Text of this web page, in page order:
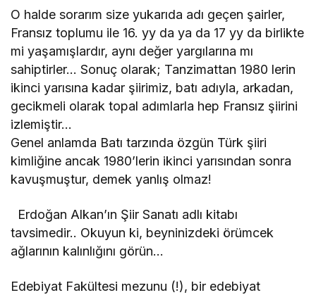
O halde sorarım size yukarıda adı geçen şairler,
Fransız toplumu ile 16. yy da ya da 17 yy da birlikte
mi yaşamışlardır, aynı değer yargılarına mı
sahiptirler… Sonuç olarak; Tanzimattan 1980 lerin
ikinci yarısına kadar şiirimiz, batı adıyla, arkadan,
gecikmeli olarak topal adımlarla hep Fransız şiirini
izlemiştir…
Genel anlamda Batı tarzında özgün Türk şiiri
kimliğine ancak 1980’lerin ikinci yarısından sonra
kavuşmuştur, demek yanlış olmaz!
Erdoğan Alkan’ın Şiir Sanatı adlı kitabı
tavsimedir.. Okuyun ki, beyninizdeki örümcek
ağlarının kalınlığını görün…
Edebiyat Fakültesi mezunu (!), bir edebiyat